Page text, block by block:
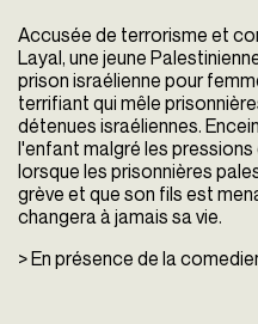
Accusée de terrorisme et
Layal, une jeune
prison israélienne pour
terrifiant qui mêle
détenues israéliennes.
l'enfant malgré les
lorsque les prisonnières
grève et que son fils est
changera à jamais sa vie.
> En présence de la